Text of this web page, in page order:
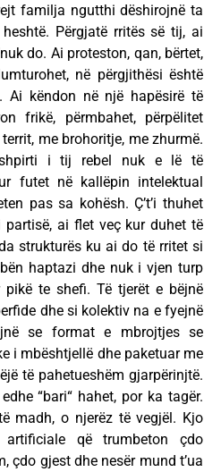
familja ngutthi dëshirojnë ta
Përgjatë rritës së tij, ai
do. Ai proteston, qan, bërtet,
në përgjithësi është
Ai këndon në një hapësirë të
frikë, përmbahet, përpëlitet
me brohoritje, me zhurmë.
i tij rebel nuk e lë të
futet në kallëpin intelektual
pas sa kohësh. Ç’t’i thuhet
partisë, ai flet veç kur duhet të
strukturës ku ai do të rritet si
haptazi dhe nuk i vjen turp
te shefi. Të tjerët e bëjnë
dhe si kolektiv na e fyejnë
se format e mbrojtjes se
i mbështjellë dhe paketuar me
të pahetueshëm gjarpërinjtë.
“bari“ hahet, por ka tagër.
madh, o njerëz të vegjël. Kjo
që trumbeton çdo
çdo gjest dhe nesër mund t’ua